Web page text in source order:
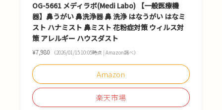
OG-5661 メディラボ(Medi Labo) 【一般医療機
器】鼻うがい 鼻洗浄器 鼻 洗浄 はなうがい はなミ
スト ハナミスト 鼻ミスト 花粉症対策 ウィルス対
策 アレルギー ハウスダスト
¥7,980 （2026/01/15 10:05時点 | Amazon調べ）
Amazon
楽天市場